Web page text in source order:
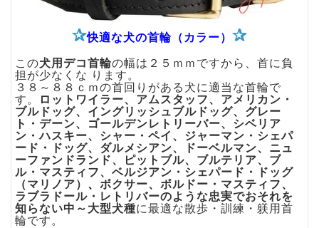
✰快適な犬の首輪（カラー） ✰
この犬用デコ首輪の幅は２５ｍｍですから、首に負
担が少なくな ります。
３８～８８ｃｍの首回りがある犬に適当な首輪で
す。
ロットワイラー、 アムスタッフ、 アメリカン・
ブルドッグ、 イングリッシュブルドッグ、 グレー
ト・デーン、
ゴールデンレトリーバー、 シベリア
ン・ハスキー、 シャー・ペイ、 ジャーマン・シェパ
ード・ドッグ、 ダルメシアン、 ドーベルマン、 ニュ
ーファンドランド、 ピットブル、 ブルテリア、 ブ
ル・マスティフ、 ベルジアン・シェパード・ドッグ
（マリノア） 、 ボクサー、 ボルドー・マスティフ、
ラブラドール・レトリバーのような忠実でおそれを
知らない中～大型犬種に最適な散歩・訓練・躾用首
輪です。